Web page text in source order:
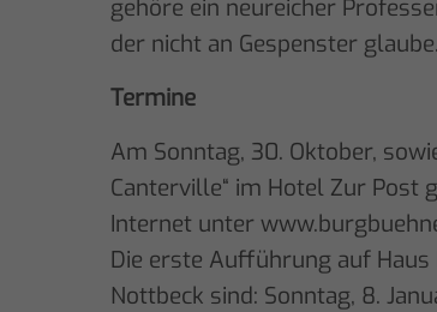
gehöre ein neureicher
der nicht an Gespenster glaube.
Termine
Am Sonntag, 30. Oktober,
Canterville“ im Hotel Zur
Internet unter
Die erste Aufführung auf Haus
Nottbeck sind: Sonntag, 8.